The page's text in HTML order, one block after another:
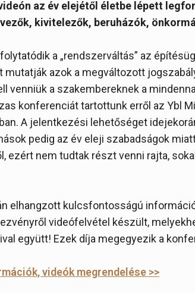
az év elejétől életbe lépett
kivitelezők, beruházók,
a „rendszerváltás” az
mutatják azok a megváltozott
venniük a szakembereknek a
konferenciát tartottunk erről az Ybl
A jelentkezési lehetőséget
pedig az év eleji szabadságok
ezért nem tudtak részt venni rajta,
elhangzott kulcsfontosságú
videófelvétel készült,
együtt! Ezek díja megegyezik a
videók megrendelése >>